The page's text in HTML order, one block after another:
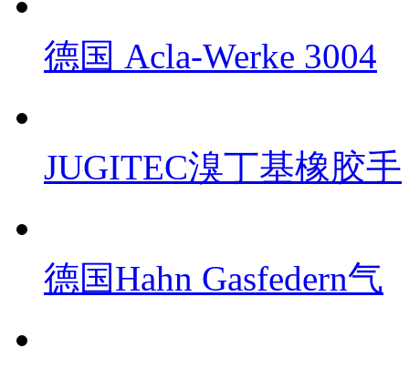
德国 Acla-Werke 3004
JUGITEC溴丁基橡胶手
德国Hahn Gasfedern气